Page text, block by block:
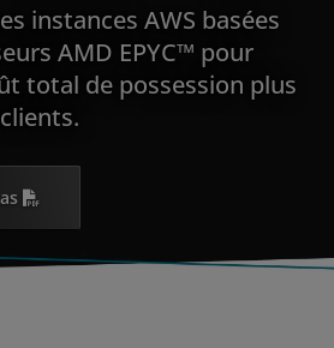
instances AWS basées
AMD EPYC™ pour
total de possession plus